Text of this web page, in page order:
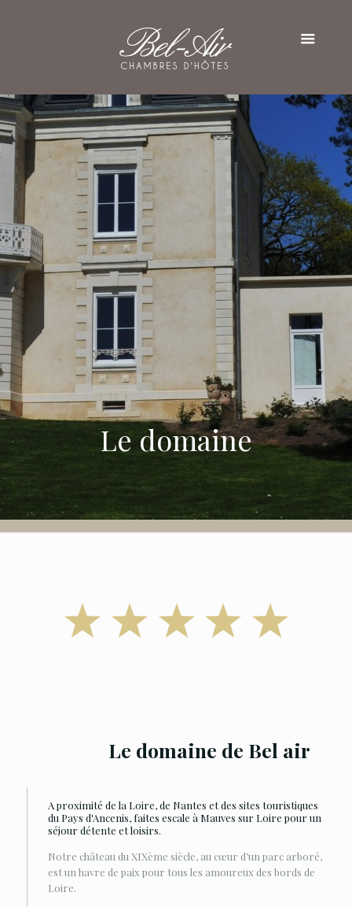
Le domaine
Le domaine de Bel air
A proximité de la Loire, de Nantes et des sites touristiques
du Pays d'Ancenis, faites escale à Mauves sur Loire pour un
séjour détente et loisirs.
Notre château du XIXème siècle, au cœur d’un parc arboré,
est un havre de paix pour tous les amoureux des bords de
Loire.